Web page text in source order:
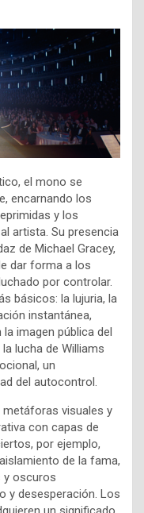
el mono se
encarnando los
y los
artista. Su presencia
de Michael Gracey,
dar forma a los
por controlar.
básicos: la lujuria, la
instantánea,
imagen pública del
lucha de Williams
un
del autocontrol.
metáforas visuales y
con capas de
por ejemplo,
de la fama,
y oscuros
y desesperación. Los